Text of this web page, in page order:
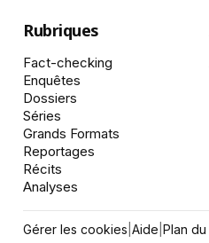
Rubriques
Fact-checking
Enquêtes
Dossiers
Séries
Grands Formats
Reportages
Récits
Analyses
Gérer les cookies Aide Plan du